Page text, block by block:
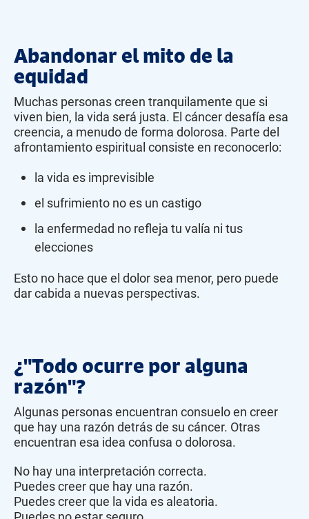
Abandonar el mito de la
equidad
Muchas personas creen tranquilamente que si
viven bien, la vida será justa. El cáncer desafía esa
creencia, a menudo de forma dolorosa. Parte del
afrontamiento espiritual consiste en reconocerlo:
la vida es imprevisible
el sufrimiento no es un castigo
la enfermedad no refleja tu valía ni tus
elecciones
Esto no hace que el dolor sea menor, pero puede
dar cabida a nuevas perspectivas.
¿"Todo ocurre por alguna
razón"?
Algunas personas encuentran consuelo en creer
que hay una razón detrás de su cáncer. Otras
encuentran esa idea confusa o dolorosa.
No hay una interpretación correcta.
Puedes creer que hay una razón.
Puedes creer que la vida es aleatoria.